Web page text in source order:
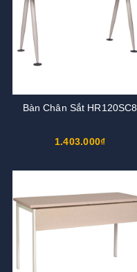
Bàn Chân Sắt HR120SC8
1.403.000₫